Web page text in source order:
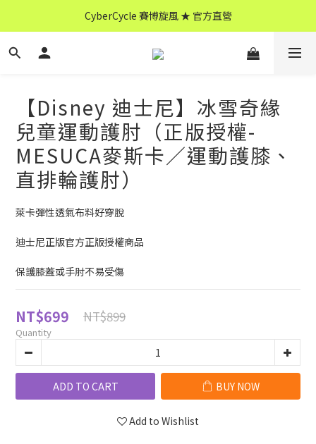
CyberCycle 賽博旋風 ★ 官方直營
CyberCycle 賽博旋風 ★ 官方直營
↖ 全館消費滿 $599 免運 ↘
【Disney 迪士尼】冰雪奇緣
兒童運動護肘（正版授權-
MESUCA麥斯卡／運動護膝、
直排輪護肘）
萊卡彈性透氣布料好穿脫
迪士尼正版官方正版授權商品
保護膝蓋或手肘不易受傷
NT$699 NT$899
Quantity
ADD TO CART BUY NOW
Add to Wishlist